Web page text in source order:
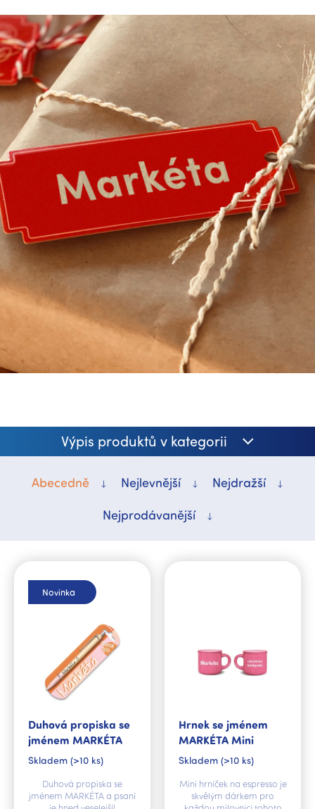
Výpis produktů v kategorii
Abecedně Nejlevnější
Nejdražší
Nejprodávanější
Novinka
Duhová propiska se
jménem MARKÉTA
Skladem (>10 ks)
Duhová propiska se
jménem MARKÉTA a psaní
Hrnek se jménem
MARKÉTA Mini
Skladem (>10 ks)
Mini hrníček na espresso je
skvělým dárkem pro